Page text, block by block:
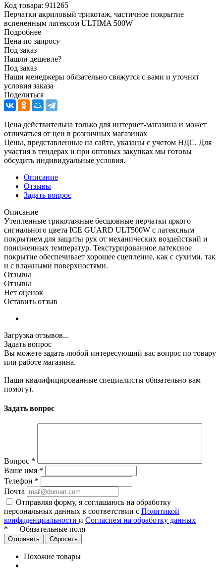
Код товара: 911265
Перчатки акриловый трикотаж, частичное покрытие
вспененным латексом ULTIMA 500W
Подробнее
Цена по запросу
Под заказ
Нашли дешевле?
Под заказ
Наши менеджеры обязательно свяжутся с вами и уточнят
условия заказа
Поделиться
Цена действительна только для интернет-магазина и может
отличаться от цен в розничных магазинах
Цены, представленные на сайте, указаны с учетом НДС. Для
участия в тендерах и при оптовых закупках мы готовы
обсудить индивидуальные условия.
Описание
Отзывы
Задать вопрос
Описание
Утепленные трикотажные бесшовные перчатки яркого
сигнального цвета ICE GUARD ULT500W с латексным
покрытием для защиты рук от механических воздействий и
пониженных температур. Текстурированное латексное
покрытие обеспечивает хорошее сцепление, как с сухими, так
и с влажными поверхностями.
Отзывы
Отзывы
Нет оценок
Оставить отзыв
Загрузка отзывов...
Задать вопрос
Вы можете задать любой интересующий вас вопрос по товару
или работе магазина.
Наши квалифицированные специалисты обязательно вам
помогут.
Задать вопрос
Вопрос *
Ваше имя *
Телефон *
Почта
Отправляя форму, я соглашаюсь на обработку
персональных данных в соответствии с Политикой
конфиденциальности и Согласием на обработку данных
* — Обязательные поля
Сбросить
Похожие товары